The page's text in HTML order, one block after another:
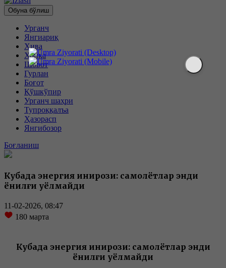
Обуна бўлиш
Урганч
Янгиариқ
Хива
Хонқа
Шовот
Гурлан
Боғот
Қўшкўпир
Урганч шаҳри
Тупроққалъа
Ҳазорасп
Янгибозор
Боғланиш
Кубада энергия инқирози: самолётлар энди
ёнилғи қуёлмайди
11-02-2026, 08:47
180 марта
Кубада энергия инқирози: самолётлар энди
ёнилғи қуёлмайди